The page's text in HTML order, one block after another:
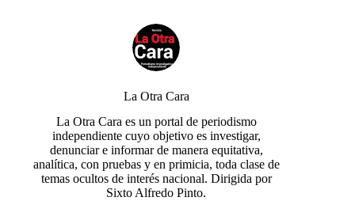
La Otra Cara
La Otra Cara es un portal de periodismo
independiente cuyo objetivo es investigar,
denunciar e informar de manera equitativa,
analítica, con pruebas y en primicia, toda clase de
temas ocultos de interés nacional. Dirigida por
Sixto Alfredo Pinto.